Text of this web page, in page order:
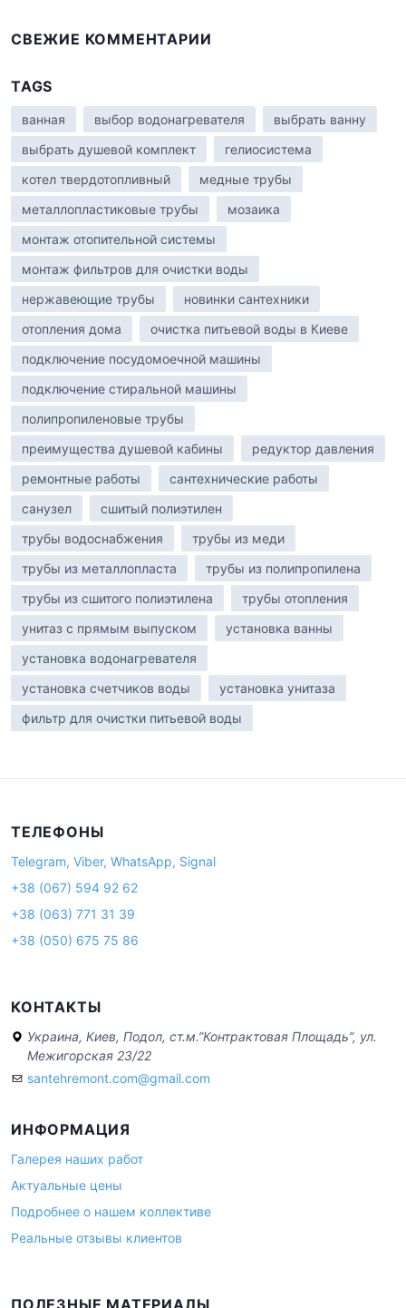
СВЕЖИЕ КОММЕНТАРИИ
TAGS
ванная выбор водонагревателя
выбрать ванну
выбрать душевой комплект
гелиосистема
котел твердотопливный
медные трубы
металлопластиковые трубы
мозаика
монтаж отопительной системы
монтаж фильтров для очистки воды
нержавеющие трубы
новинки сантехники
отопления дома
очистка питьевой воды в Киеве
подключение посудомоечной машины
подключение стиральной машины
полипропиленовые трубы
преимущества душевой кабины
редуктор давления
ремонтные работы
сантехнические работы
санузел
сшитый полиэтилен
трубы водоснабжения
трубы из меди
трубы из металлопласта
трубы из полипропилена
трубы из сшитого полиэтилена
трубы отопления
унитаз с прямым выпуском
установка ванны
установка водонагревателя
установка счетчиков воды
установка унитаза
фильтр для очистки питьевой воды
ТЕЛЕФОНЫ
Telegram, Viber, WhatsApp, Signal
+38 (067) 594 92 62
+38 (063) 771 31 39
+38 (050) 675 75 86
КОНТАКТЫ
Украина, Киев, Подол, ст.м.”Контрактовая Площадь”, ул.
Межигорская 23/22
santehremont.com@gmail.com
ИНФОРМАЦИЯ
Галерея наших работ
Актуальные цены
Подробнее о нашем коллективе
Реальные отзывы клиентов
ПОЛЕЗНЫЕ МАТЕРИАЛЫ